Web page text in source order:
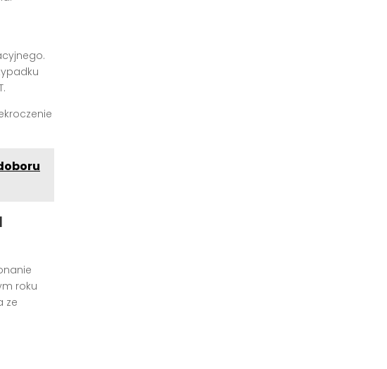
roku
ze